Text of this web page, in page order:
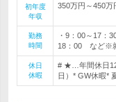
初年度
年収
350万円～450万
勤務
時間
・9：00～17：
18：00 など※
休日
休暇
# ★…年間休日
日）* GW休暇*